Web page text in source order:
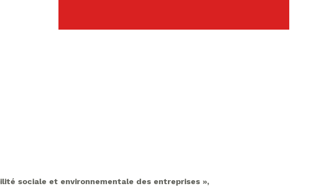
sociale et environnementale des entreprises »,